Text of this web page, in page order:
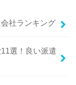
社ランキング
選！良い派遣